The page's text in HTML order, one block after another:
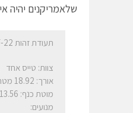
שלאמריקנים יהיה
תעודת זהות F-22
צוות: טייס אחד
אורך: 18.92 מטר
מוטת כנף: 13.56 מטר
מנועים: